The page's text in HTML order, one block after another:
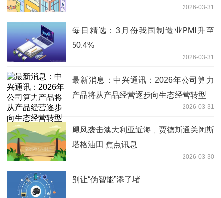
2026-03-31
每日精选：3月份我国制造业PMI升至
50.4%
2026-03-31
最新消息：中兴通讯：2026年公司算力
产品将从产品经营逐步向生态经营转型
2026-03-31
飓风袭击澳大利亚近海，贾德斯通关闭斯
塔格油田 焦点讯息
2026-03-30
别让“伪智能”添了堵